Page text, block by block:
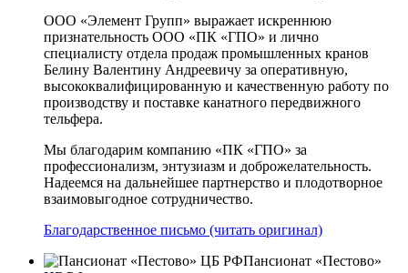
ООО «Элемент Групп» выражает искреннюю
признательность ООО «ПК «ГПО» и лично
специалисту отдела продаж промышленных кранов
Белину Валентину Андреевичу за оперативную,
высококвалифицированную и качественную работу по
производству и поставке канатного передвижного
тельфера.
Мы благодарим компанию «ПК «ГПО» за
профессионализм, энтузиазм и доброжелательность.
Надеемся на дальнейшее партнерство и плодотворное
взаимовыгодное сотрудничество.
Благодарственное письмо (читать оригинал)
Пансионат «Пестово»